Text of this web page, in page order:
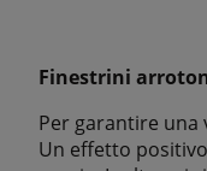
Finestrini
Per garantire
Un effetto